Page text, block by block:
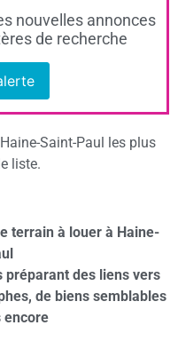
nouvelles annonces
de recherche
Saint-Paul les plus
liste.
terrain à louer à Haine-
préparant des liens vers
de biens semblables
encore